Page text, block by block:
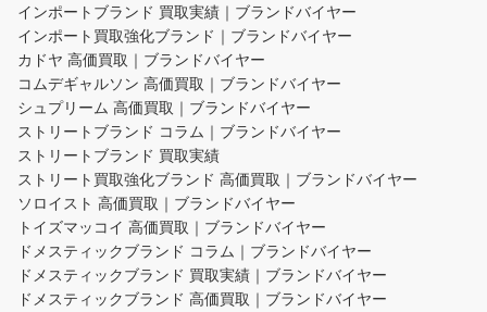
インポートブランド 買取実績｜ブランドバイヤー
インポート買取強化ブランド｜ブランドバイヤー
カドヤ 高価買取｜ブランドバイヤー
コムデギャルソン 高価買取｜ブランドバイヤー
シュプリーム 高価買取｜ブランドバイヤー
ストリートブランド コラム｜ブランドバイヤー
ストリートブランド 買取実績
ストリート買取強化ブランド 高価買取｜ブランドバイヤー
ソロイスト 高価買取｜ブランドバイヤー
トイズマッコイ 高価買取｜ブランドバイヤー
ドメスティックブランド コラム｜ブランドバイヤー
ドメスティックブランド 買取実績｜ブランドバイヤー
ドメスティックブランド 高価買取｜ブランドバイヤー